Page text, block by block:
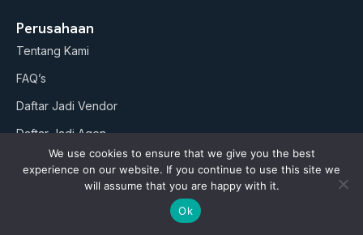
u
t
u
b
e
s
t
a
a
c
e
b
k
Perusahaan
Tentang Kami
FAQ’s
Daftar Jadi Vendor
Daftar Jadi Agen
We use cookies to ensure that we give you the best
experience on our website. If you continue to use this site we
will assume that you are happy with it.
Ok